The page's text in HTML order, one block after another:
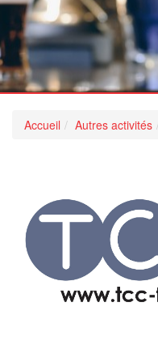
Accueil Autres activités